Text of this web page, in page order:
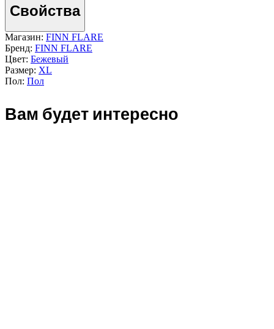
Свойства
Магазин: FINN FLARE
Бренд: FINN FLARE
Цвет: Бежевый
Размер: XL
Пол: Пол
Вам будет интересно